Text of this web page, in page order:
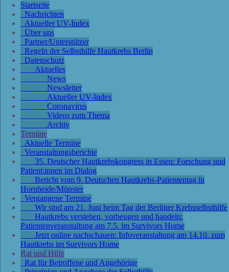
Startseite
Nachrichten
Aktueller UV-Index
Über uns
Partner/Unterstützer
Regeln der Selbsthilfe Hautkrebs Berlin
Datenschutz
Aktuelles
News
Newsletter
Aktueller UV-Index
Coronavirus
Videos zum Thema
Archiv
Termine
Aktuelle Termine
Veranstaltungsberichte
35. Deutscher Hautkrebskongress in Essen: Forschung und
Patient:innen im Dialog
Bericht vom 9. Deutschen Hautkrebs-Patiententag in
Hornheide/Münster
Vergangene Termine
Wir sind am 21. Juni beim Tag der Berliner Krebsselbsthilfe
Hautkrebs verstehen, vorbeugen und handeln:
Patientenveranstaltung am 7.5. im Survivors Home
Jetzt online nachschauen: Infoveranstaltung am 14.10. zum
Hautkrebs im Survivors Home
Rat und Hilfe
Rat für Betroffene und Angehörige